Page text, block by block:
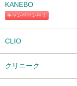
キャンペーン中！
KANEBO
CLIO
クリニーク